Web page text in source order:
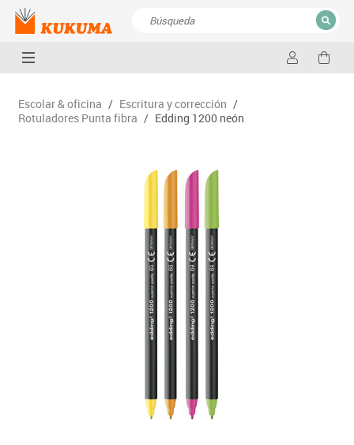
CERRAR
Escolar & oficina / Escritura y corrección /
Rotuladores Punta fibra / Edding 1200 neón